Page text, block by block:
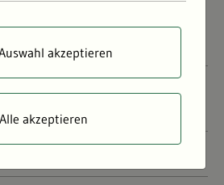
in Baden-Württemberg
akzeptieren
Alle akzeptieren